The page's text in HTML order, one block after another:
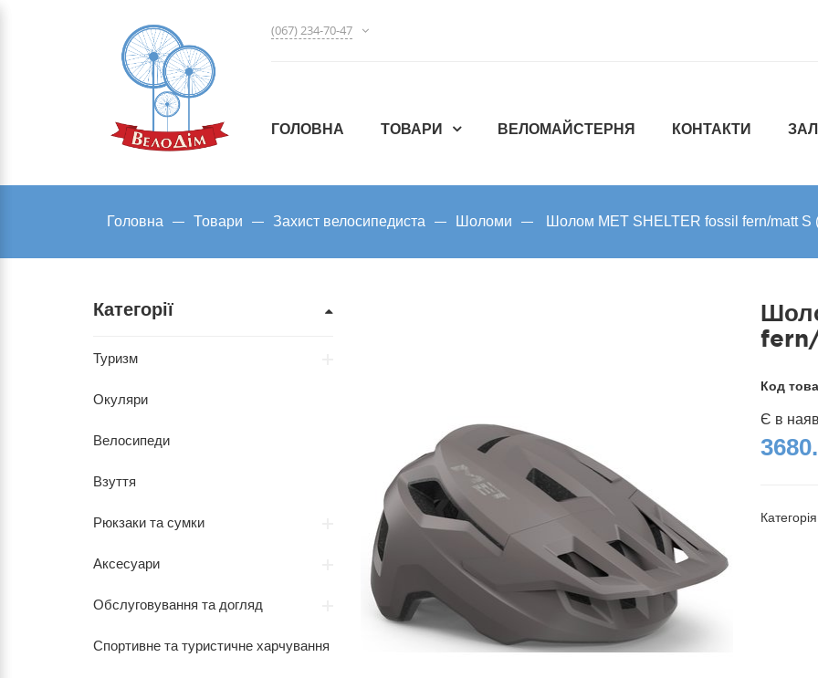
(067) 234-70-47
ГОЛОВНА ТОВАРИ ВЕЛОМАЙСТЕРНЯ КОНТАКТИ
Головна Товари Захист велосипедиста Шоломи Шолом MET SHELTER fossil fern/matt S
Код
Є в
Категорії
Туризм
Окуляри
Велосипеди
Взуття
Рюкзаки та сумки
Аксесуари
Обслуговування та догляд
Спортивне та туристичне харчування